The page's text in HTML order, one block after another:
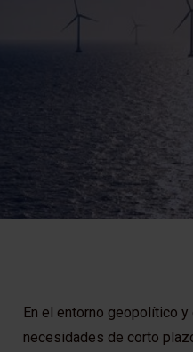
En el entorno geopolítico
necesidades de corto